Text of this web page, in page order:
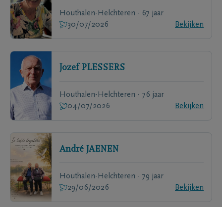
Houthalen-Helchteren - 67 jaar
30/07/2026
Bekijken
Jozef PLESSERS
Houthalen-Helchteren - 76 jaar
04/07/2026
Bekijken
André JAENEN
Houthalen-Helchteren - 79 jaar
29/06/2026
Bekijken